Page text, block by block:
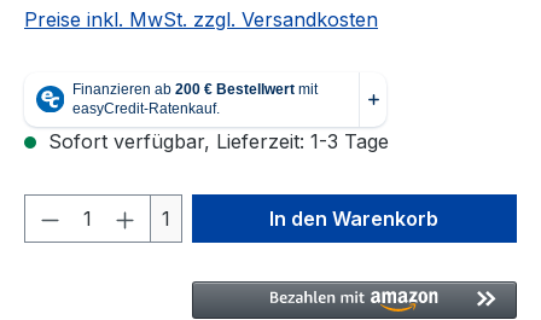
Preise inkl. MwSt. zzgl. Versandkosten
Sofort verfügbar, Lieferzeit: 1-3 Tage
Produkt Anzahl: Gib den
1 In den Warenkorb